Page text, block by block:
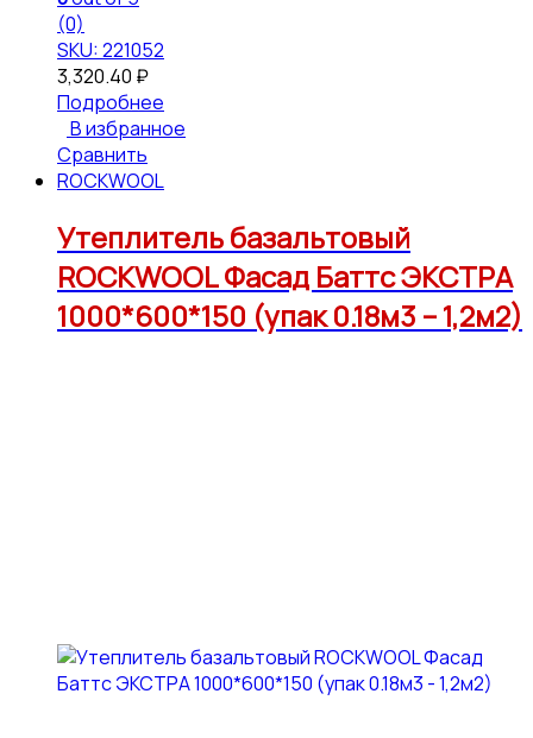
(0)
SKU: 221052
3,320.40 ₽
Подробнее
В избранное
Сравнить
ROCKWOOL
Утеплитель базальтовый
ROCKWOOL Фасад Баттс ЭКСТРА
1000*600*150 (упак 0.18м3 – 1,2м2)